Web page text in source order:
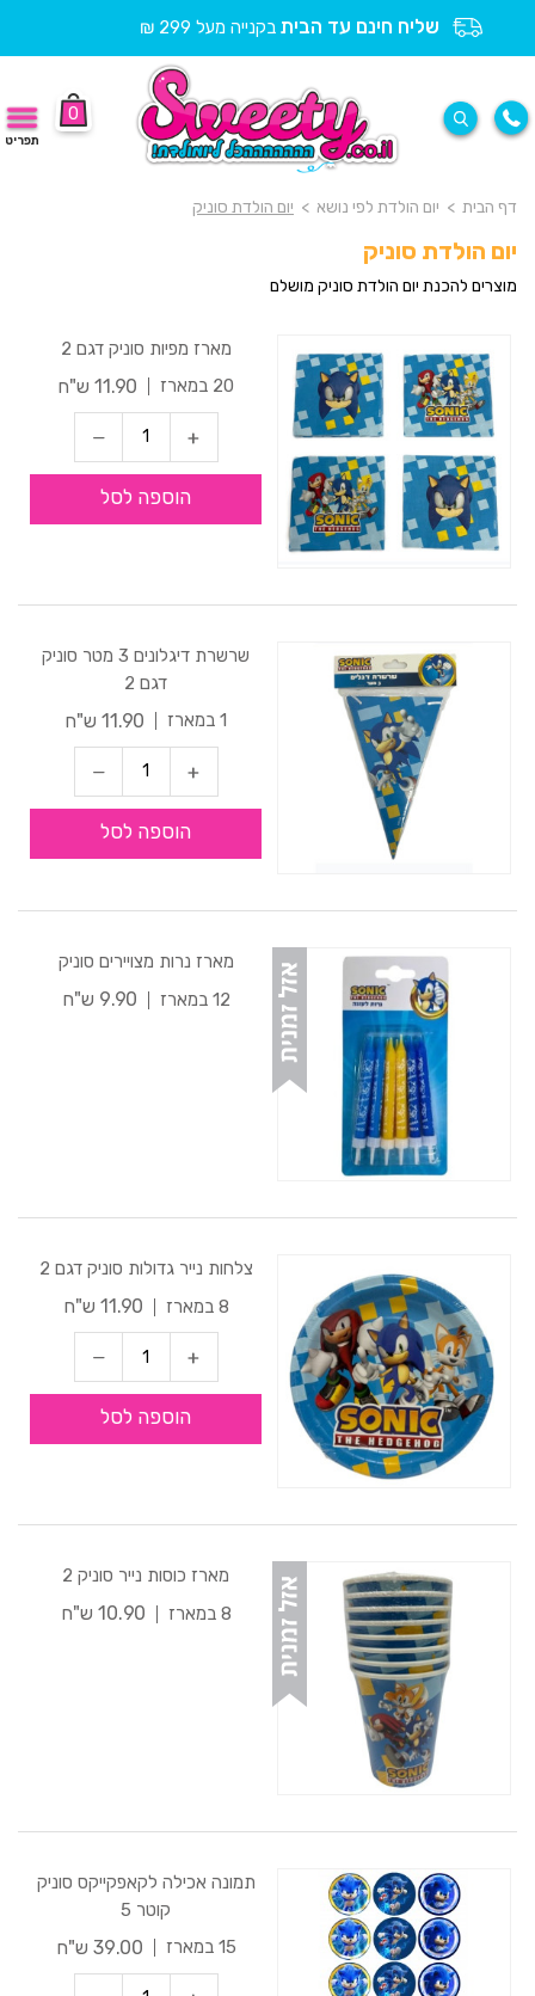
שליח חינם עד הבית בקנייה מעל 299 ₪
0
תפריט
דף הבית > יום הולדת לפי נושא > יום הולדת סוניק
יום הולדת סוניק
מוצרים להכנת יום הולדת סוניק מושלם
מארז מפיות סוניק דגם 2
20 במארז
11.90 ש"ח
הוספה לסל
שרשרת דיגלונים 3 מטר סוניק
דגם 2
1 במארז
11.90 ש"ח
הוספה לסל
מארז נרות מצויירים סוניק
12 במארז
9.90 ש"ח
צלחות נייר גדולות סוניק דגם 2
8 במארז
11.90 ש"ח
הוספה לסל
מארז כוסות נייר סוניק 2
8 במארז
10.90 ש"ח
תמונה אכילה לקאפקייקס סוניק
קוטר 5
15 במארז
39.00 ש"ח